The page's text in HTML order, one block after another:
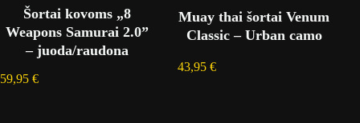
Šortai kovoms „8
Weapons Samurai 2.0”
– juoda/raudona
59,95 €
Muay thai šortai Venum
Classic – Urban camo
43,95 €